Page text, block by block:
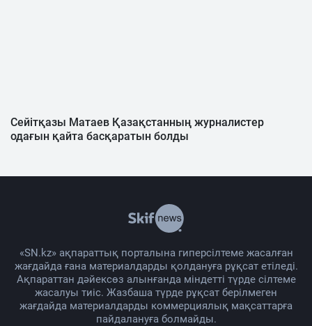
Сейітқазы Матаев Қазақстанның журналистер
одағын қайта басқаратын болды
«SN.kz» ақпараттық порталына гиперсілтеме жасалған
жағдайда ғана материалдарды қолдануға рұқсат етіледі.
Ақпараттан дәйексөз алынғанда міндетті түрде сілтеме
жасалуы тиіс. Жазбаша түрде рұқсат берілмеген
жағдайда материалдарды коммерциялық мақсаттарға
пайдалануға болмайды.